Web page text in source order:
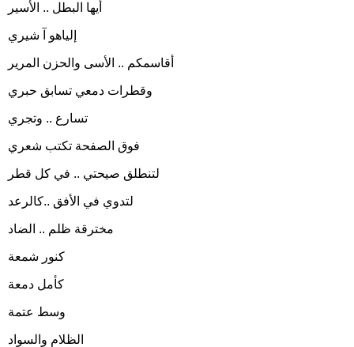
أيها البطل .. الأسير
إلياهو آ شيري
أقاسمكم .. الأسى والحزن المرير
وقطرات دمعي تسابق حبري
تسارع .. وتجري
فوق الصفحة تكتب شعري
لتنطلق صيحتي .. في كل قطر
لتدوي في الأفق ..كالرعد
مخترقة ظلم .. الضاد
كنور شمعة
كأمل دمعة
وسط عتمة
الظلام والسواد